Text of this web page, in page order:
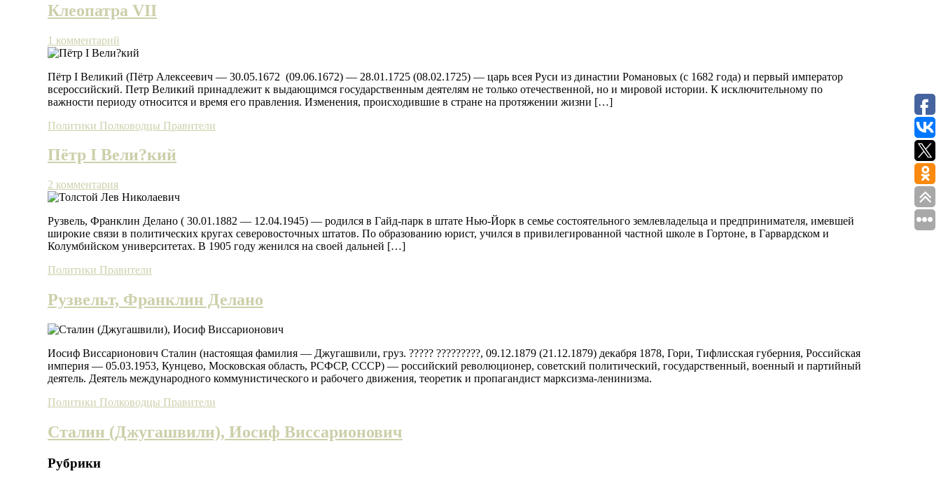
Клеопатра VII
1 комментарий
Пётр I Великий (Пётр Алексеевич — 30.05.1672 (09.06.1672) — 28.01.1725 (08.02.1725) — царь всея Руси из династии Романовых (с 1682 года) и первый император
всероссийский. Петр Великий принадлежит к выдающимся государственным деятелям не только отечественной, но и мировой истории. К исключительному по
важности периоду относится и время его правления. Изменения, происходившие в стране на протяжении жизни […]
Политики Полководцы Правители
Пётр I Вели?кий
2 комментария
Рузвель, Франклин Делано ( 30.01.1882 — 12.04.1945) — родился в Гайд-парк в штате Нью-Йорк в семье состоятельного землевладельца и предпринимателя, имевшей
широкие связи в политических кругах северовосточных штатов. По образованию юрист, учился в привилегированной частной школе в Гортоне, в Гарвардском и
Колумбийском университетах. В 1905 году женился на своей дальней […]
Политики Правители
Рузвельт, Франклин Делано
Иосиф Виссарионович Сталин (настоящая фамилия — Джугашвили, груз. ????? ?????????, 09.12.1879 (21.12.1879) декабря 1878, Гори, Тифлисская губерния, Российская
империя — 05.03.1953, Кунцево, Московская область, РСФСР, СССР) — российский революционер, советский политический, государственный, военный и партийный
деятель. Деятель международного коммунистического и рабочего движения, теоретик и пропагандист марксизма-ленинизма.
Политики Полководцы Правители
Сталин (Джугашвили), Иосиф Виссарионович
Рубрики